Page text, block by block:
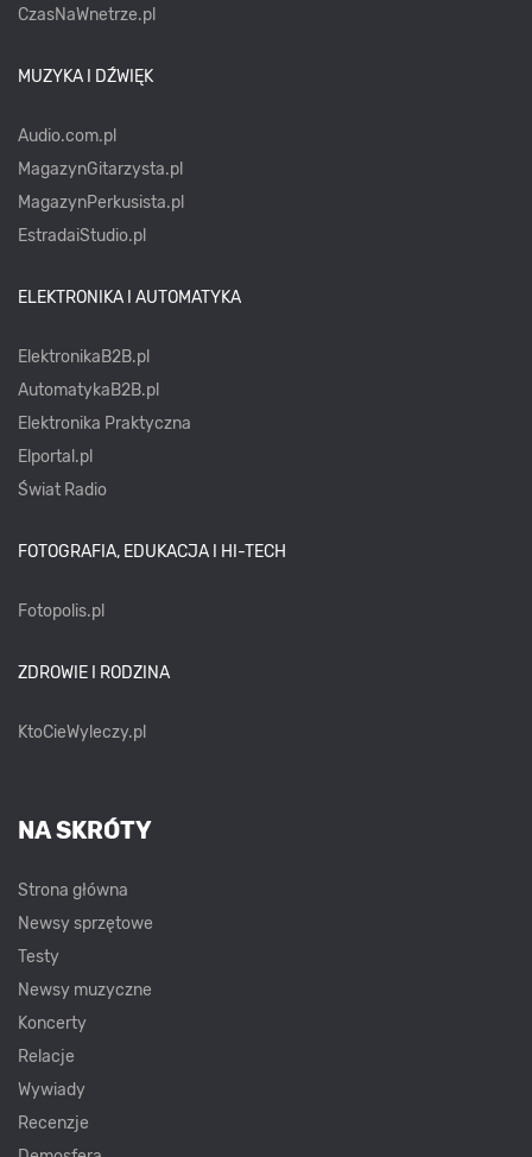
CzasNaWnetrze.pl
MUZYKA I DŹWIĘK
Audio.com.pl
MagazynGitarzysta.pl
MagazynPerkusista.pl
EstradaiStudio.pl
ELEKTRONIKA I AUTOMATYKA
ElektronikaB2B.pl
AutomatykaB2B.pl
Elektronika Praktyczna
Elportal.pl
Świat Radio
FOTOGRAFIA, EDUKACJA I HI-TECH
Fotopolis.pl
ZDROWIE I RODZINA
KtoCieWyleczy.pl
NA SKRÓTY
Strona główna
Newsy sprzętowe
Testy
Newsy muzyczne
Koncerty
Relacje
Wywiady
Recenzje